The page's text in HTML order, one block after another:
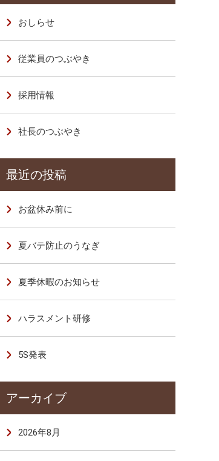
おしらせ
従業員のつぶやき
採用情報
社長のつぶやき
お盆休み前に
夏バテ防止のうなぎ
夏季休暇のお知らせ
ハラスメント研修
5S発表
2026年8月